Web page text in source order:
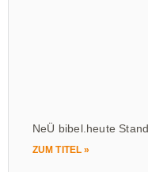
NeÜ bibel.heute
ZUM TITEL »